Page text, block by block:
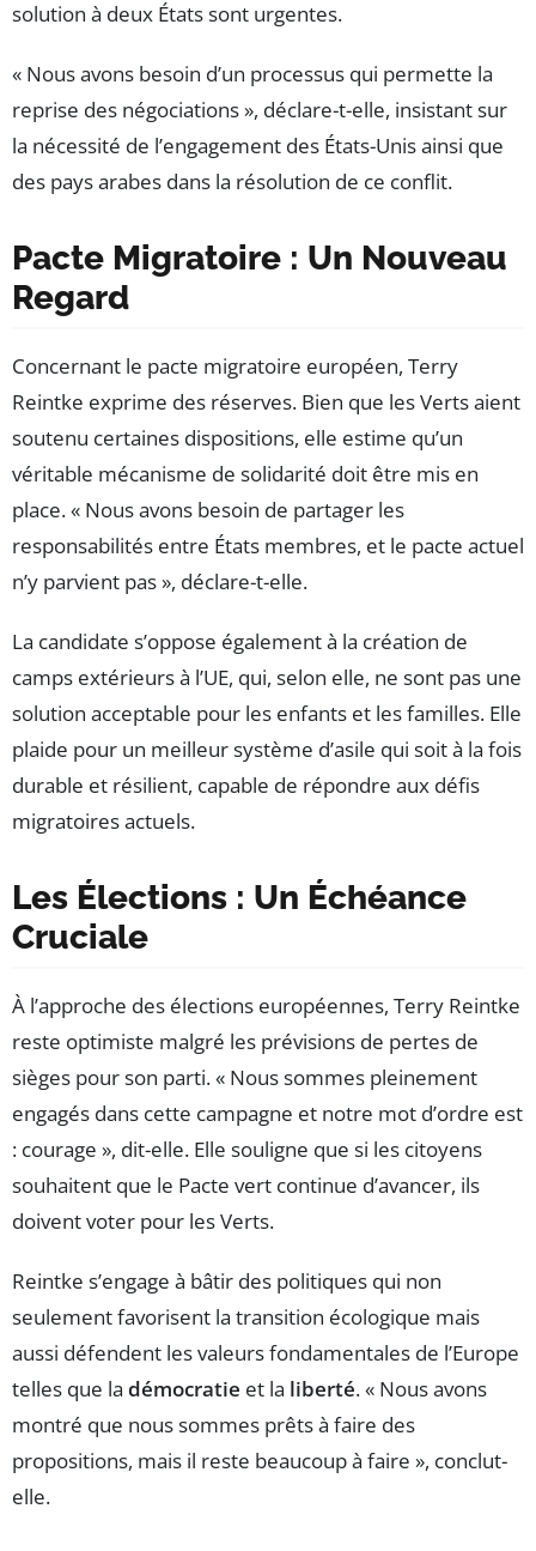
solution à deux États sont urgentes.
« Nous avons besoin d’un processus qui permette la
reprise des négociations », déclare-t-elle, insistant sur
la nécessité de l’engagement des États-Unis ainsi que
des pays arabes dans la résolution de ce conflit.
Pacte Migratoire : Un Nouveau
Regard
Concernant le pacte migratoire européen, Terry
Reintke exprime des réserves. Bien que les Verts aient
soutenu certaines dispositions, elle estime qu’un
véritable mécanisme de solidarité doit être mis en
place. « Nous avons besoin de partager les
responsabilités entre États membres, et le pacte actuel
n’y parvient pas », déclare-t-elle.
La candidate s’oppose également à la création de
camps extérieurs à l’UE, qui, selon elle, ne sont pas une
solution acceptable pour les enfants et les familles. Elle
plaide pour un meilleur système d’asile qui soit à la fois
durable et résilient, capable de répondre aux défis
migratoires actuels.
Les Élections : Un Échéance
Cruciale
À l’approche des élections européennes, Terry Reintke
reste optimiste malgré les prévisions de pertes de
sièges pour son parti. « Nous sommes pleinement
engagés dans cette campagne et notre mot d’ordre est
: courage », dit-elle. Elle souligne que si les citoyens
souhaitent que le Pacte vert continue d’avancer, ils
doivent voter pour les Verts.
Reintke s’engage à bâtir des politiques qui non
seulement favorisent la transition écologique mais
aussi défendent les valeurs fondamentales de l’Europe
telles que la démocratie et la liberté. « Nous avons
montré que nous sommes prêts à faire des
propositions, mais il reste beaucoup à faire », conclut-
elle.